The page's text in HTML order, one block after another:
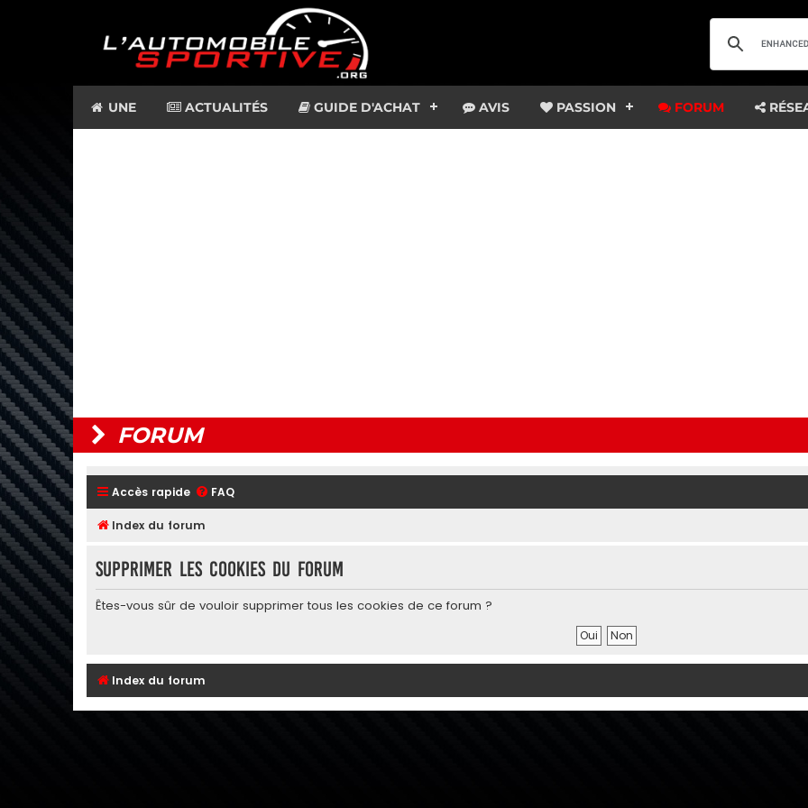
UNE ACTUALITÉS GUIDE D'ACHAT AVIS PASSION FORUM
FORUM
Accès rapide FAQ
Index du forum
Supprimer les cookies du forum
Êtes-vous sûr de vouloir supprimer tous les cookies de ce forum ?
Index du forum